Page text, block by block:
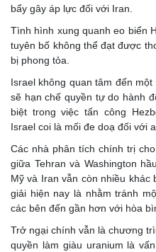
bẩy gây áp lực đối với Iran.
Tình hình xung quanh eo biển
tuyên bố không thể đạt được
bị phong tỏa.
Israel không quan tâm đến
sẽ hạn chế quyền tự do hành
biệt trong việc tấn công
Israel coi là mối đe doạ đối với
Các nhà phân tích chính trị
giữa Tehran và Washington
Mỹ và Iran vẫn còn nhiều khác
giải hiện nay là nhằm tránh
các bên đến gần hơn với hòa
Trở ngại chính vẫn là chương
quyền làm giàu uranium là